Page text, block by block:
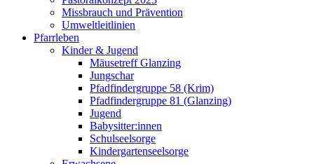
Missbrauch und Prävention
Umweltleitlinien
Pfarrleben
Kinder & Jugend
Mäusetreff Glanzing
Jungschar
Pfadfindergruppe 58 (Krim)
Pfadfindergruppe 81 (Glanzing)
Jugend
Babysitter:innen
Schulseelsorge
Kindergartenseelsorge